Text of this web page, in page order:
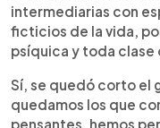
intermediarias con
ficticios de la vida,
psíquica y toda clase
Sí, se quedó corto el
quedamos los que
pensantes, hemos